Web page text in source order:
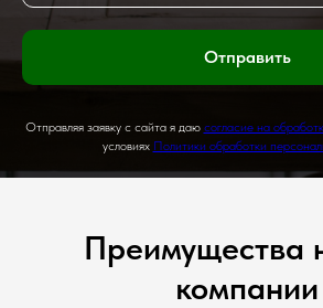
Отправить
Отправляя заявку с сайта я даю согласие на
условиях Политики обработки
Преимущества
компании